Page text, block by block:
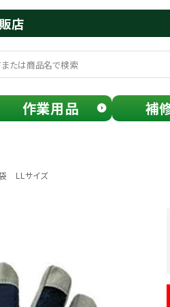
店
作業用品 補
LLサイズ